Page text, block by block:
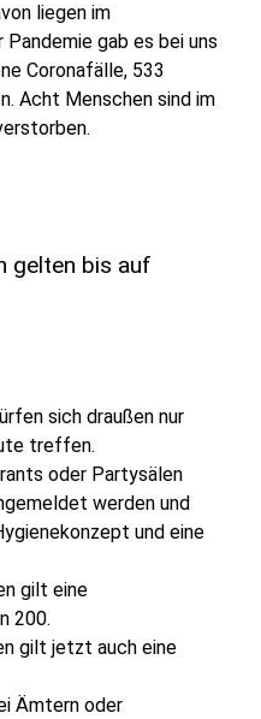
liegen im
Pandemie gab es bei uns
Coronafälle, 533
Acht Menschen sind im
gelten bis auf
sich draußen nur
treffen.
oder Partysälen
werden und
und eine
gilt eine
200.
gilt jetzt auch eine
Ämtern oder